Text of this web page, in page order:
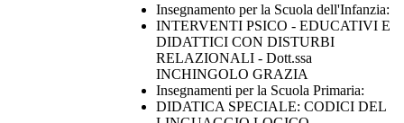
Insegnamento per la Scuola dell'Infanzia:
INTERVENTI PSICO - EDUCATIVI E
DIDATTICI CON DISTURBI
RELAZIONALI - Dott.ssa
INCHINGOLO GRAZIA
Insegnamenti per la Scuola Primaria:
DIDATICA SPECIALE: CODICI DEL